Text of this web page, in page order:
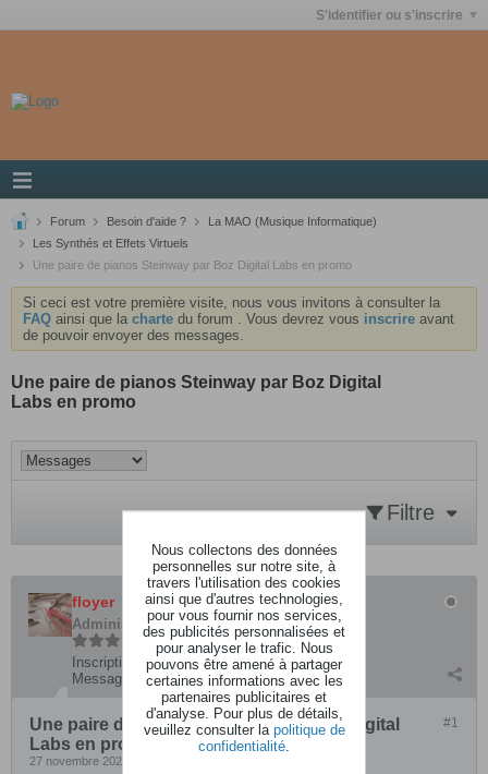
S'identifier ou s'inscrire
Forum Besoin d'aide ?
La MAO (Musique Informatique)
Les Synthés et Effets Virtuels
Une paire de pianos Steinway par Boz Digital Labs en promo
Si ceci est votre première visite, nous vous invitons à consulter la
FAQ ainsi que la charte du forum . Vous devrez vous inscrire avant
de pouvoir envoyer des messages.
Une paire de pianos Steinway par Boz Digital
Labs en promo
Filtre
floyer
Administrateur
Inscription:
avril 2016
Messages:
6547
#1
Une paire de pianos Steinway par Boz Digital
Labs en promo
27 novembre 2023, 00h23
Nous collectons des données
personnelles sur notre site, à
travers l'utilisation des cookies
ainsi que d'autres technologies,
pour vous fournir nos services,
des publicités personnalisées et
pour analyser le trafic. Nous
pouvons être amené à partager
certaines informations avec les
partenaires publicitaires et
d'analyse. Pour plus de détails,
veuillez consulter la politique de
confidentialité